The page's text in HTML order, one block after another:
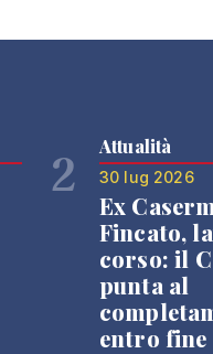
2 Attualità
30 lug 2026
Ex
Fincato,
corso: il
punta al
entro fine